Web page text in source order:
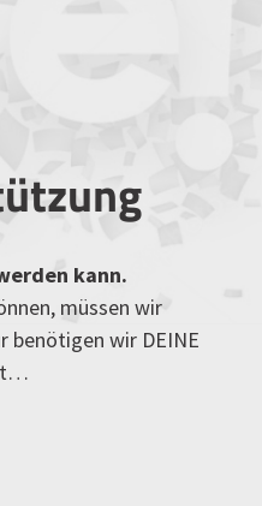
kann.
müssen wir
benötigen wir DEINE